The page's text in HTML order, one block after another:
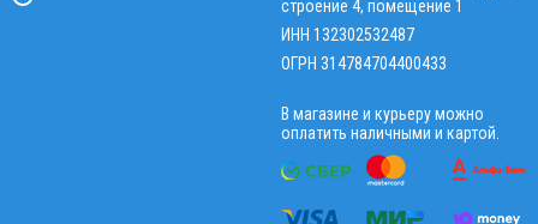
строение 4, помещение 1
ИНН 132302532487
ОГРН 314784704400433
В магазине и курьеру можно
оплатить наличными и картой.